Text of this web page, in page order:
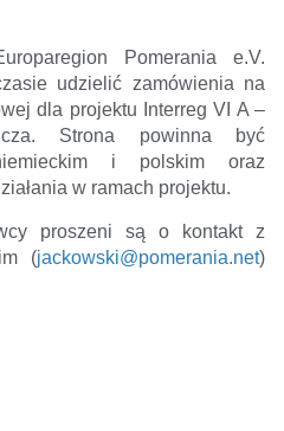
Pomerania e.V.
udzielić zamówienia na
dla projektu Interreg VI A –
Strona powinna być
i polskim oraz
w ramach projektu.
proszeni są o kontakt z
(jackowski@pomerania.net)